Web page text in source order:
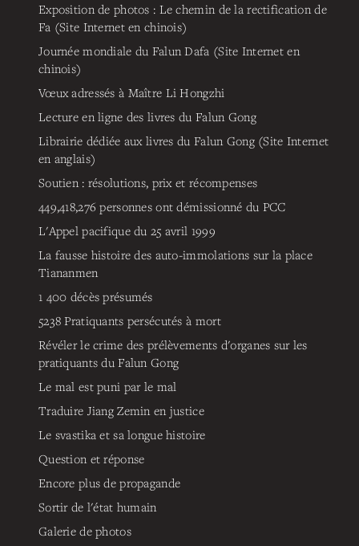
Exposition de photos : Le chemin de la rectification de
Fa (Site Internet en chinois)
Journée mondiale du Falun Dafa (Site Internet en
chinois)
Vœux adressés à Maître Li Hongzhi
Lecture en ligne des livres du Falun Gong
Librairie dédiée aux livres du Falun Gong (Site Internet
en anglais)
Soutien : résolutions, prix et récompenses
449,418,276 personnes ont démissionné du PCC
L'Appel pacifique du 25 avril 1999
La fausse histoire des auto-immolations sur la place
Tiananmen
1 400 décès présumés
5238 Pratiquants persécutés à mort
Révéler le crime des prélèvements d'organes sur les
pratiquants du Falun Gong
Le mal est puni par le mal
Traduire Jiang Zemin en justice
Le svastika et sa longue histoire
Question et réponse
Encore plus de propagande
Sortir de l'état humain
Galerie de photos